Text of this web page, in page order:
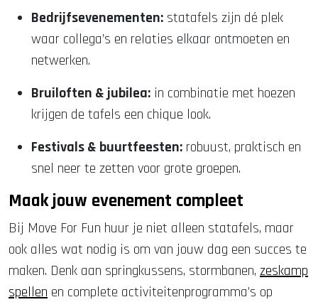
Bedrijfsevenementen: statafels zijn dé plek
waar collega’s en relaties elkaar ontmoeten en
netwerken.
Bruiloften & jubilea: in combinatie met hoezen
krijgen de tafels een chique look.
Festivals & buurtfeesten: robuust, praktisch en
snel neer te zetten voor grote groepen.
Maak jouw evenement compleet
Bij Move For Fun huur je niet alleen statafels, maar
ook alles wat nodig is om van jouw dag een succes te
maken. Denk aan springkussens, stormbanen, zeskamp
spellen en complete activiteitenprogramma’s op